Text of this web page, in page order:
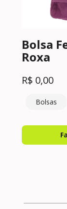
Bolsa
Roxa
R$ 0,00
Bolsas